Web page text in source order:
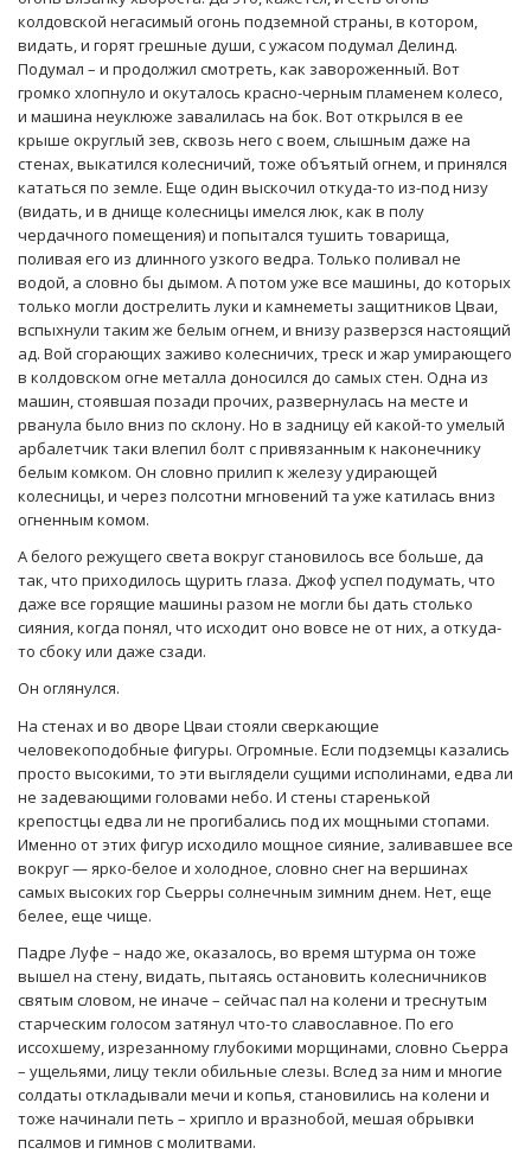
колдовской негасимый огонь подземной страны, в котором,
видать, и горят грешные души, с ужасом подумал Делинд.
Подумал – и продолжил смотреть, как завороженный. Вот
громко хлопнуло и окуталось красно-черным пламенем колесо,
и машина неуклюже завалилась на бок. Вот открылся в ее
крыше округлый зев, сквозь него с воем, слышным даже на
стенах, выкатился колесничий, тоже объятый огнем, и принялся
кататься по земле. Еще один выскочил откуда-то из-под низу
(видать, и в днище колесницы имелся люк, как в полу
чердачного помещения) и попытался тушить товарища,
поливая его из длинного узкого ведра. Только поливал не
водой, а словно бы дымом. А потом уже все машины, до которых
только могли дострелить луки и камнеметы защитников Цваи,
вспыхнули таким же белым огнем, и внизу разверзся настоящий
ад. Вой сгорающих заживо колесничих, треск и жар умирающего
в колдовском огне металла доносился до самых стен. Одна из
машин, стоявшая позади прочих, развернулась на месте и
рванула было вниз по склону. Но в задницу ей какой-то умелый
арбалетчик таки влепил болт с привязанным к наконечнику
белым комком. Он словно прилип к железу удирающей
колесницы, и через полсотни мгновений та уже катилась вниз
огненным комом.
А белого режущего света вокруг становилось все больше, да
так, что приходилось щурить глаза. Джоф успел подумать, что
даже все горящие машины разом не могли бы дать столько
сияния, когда понял, что исходит оно вовсе не от них, а откуда-
то сбоку или даже сзади.
Он оглянулся.
На стенах и во дворе Цваи стояли сверкающие
человекоподобные фигуры. Огромные. Если подземцы казались
просто высокими, то эти выглядели сущими исполинами, едва ли
не задевающими головами небо. И стены старенькой
крепостцы едва ли не прогибались под их мощными стопами.
Именно от этих фигур исходило мощное сияние, заливавшее все
вокруг — ярко-белое и холодное, словно снег на вершинах
самых высоких гор Сьерры солнечным зимним днем. Нет, еще
белее, еще чище.
Падре Луфе – надо же, оказалось, во время штурма он тоже
вышел на стену, видать, пытаясь остановить колесничников
святым словом, не иначе – сейчас пал на колени и треснутым
старческим голосом затянул что-то славославное. По его
иссохшему, изрезанному глубокими морщинами, словно Сьерра
– ущельями, лицу текли обильные слезы. Вслед за ним и многие
солдаты откладывали мечи и копья, становились на колени и
тоже начинали петь – хрипло и вразнобой, мешая обрывки
псалмов и гимнов с молитвами.